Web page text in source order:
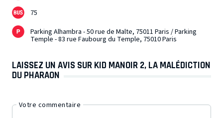
75
Parking Alhambra - 50 rue de Malte, 75011 Paris / Parking
Temple - 83 rue Faubourg du Temple, 75010 Paris
LAISSEZ UN AVIS SUR KID MANOIR 2, LA MALÉDICTION
DU PHARAON
Votre commentaire